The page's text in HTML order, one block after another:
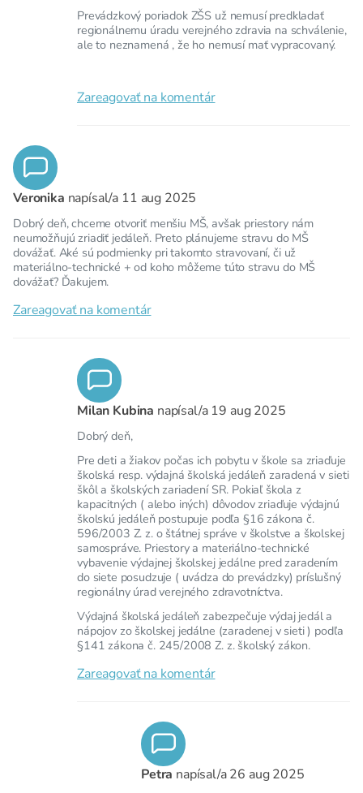
Prevádzkový poriadok ZŠS už nemusí predkladať
regionálnemu úradu verejného zdravia na schválenie,
ale to neznamená , že ho nemusí mať vypracovaný.
Zareagovať na komentár
Veronika napísal/a 11 aug 2025
Dobrý deň, chceme otvoriť menšiu MŠ, avšak priestory nám
neumožňujú zriadiť jedáleň. Preto plánujeme stravu do MŠ
dovážať. Aké sú podmienky pri takomto stravovaní, či už
materiálno-technické + od koho môžeme túto stravu do MŠ
dovážať? Ďakujem.
Zareagovať na komentár
Milan Kubina napísal/a 19 aug 2025
Dobrý deň,
Pre deti a žiakov počas ich pobytu v škole sa zriaďuje
školská resp. výdajná školská jedáleň zaradená v sieti
škôl a školských zariadení SR. Pokiaľ škola z
kapacitných ( alebo iných) dôvodov zriaďuje výdajnú
školskú jedáleň postupuje podľa §16 zákona č.
596/2003 Z. z. o štátnej správe v školstve a školskej
samospráve. Priestory a materiálno-technické
vybavenie výdajnej školskej jedálne pred zaradením
do siete posudzuje ( uvádza do prevádzky) príslušný
regionálny úrad verejného zdravotníctva.
Výdajná školská jedáleň zabezpečuje výdaj jedál a
nápojov zo školskej jedálne (zaradenej v sieti ) podľa
§141 zákona č. 245/2008 Z. z. školský zákon.
Zareagovať na komentár
Petra napísal/a26 aug 2025